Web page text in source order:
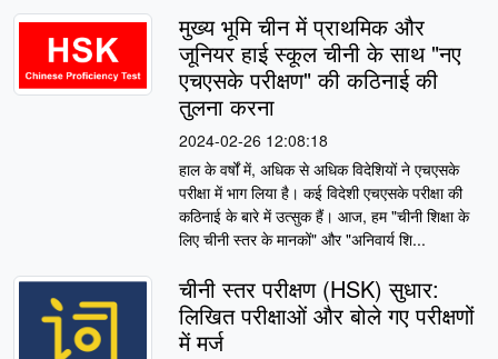
मुख्य भूमि चीन में प्राथमिक और
जूनियर हाई स्कूल चीनी के साथ "नए
एचएसके परीक्षण" की कठिनाई की
तुलना करना
2024-02-26 12:08:18
हाल के वर्षों में, अधिक से अधिक विदेशियों ने एचएसके
परीक्षा में भाग लिया है। कई विदेशी एचएसके परीक्षा की
कठिनाई के बारे में उत्सुक हैं। आज, हम "चीनी शिक्षा के
लिए चीनी स्तर के मानकों" और "अनिवार्य शि...
चीनी स्तर परीक्षण (HSK) सुधार:
लिखित परीक्षाओं और बोले गए परीक्षणों
में मर्ज